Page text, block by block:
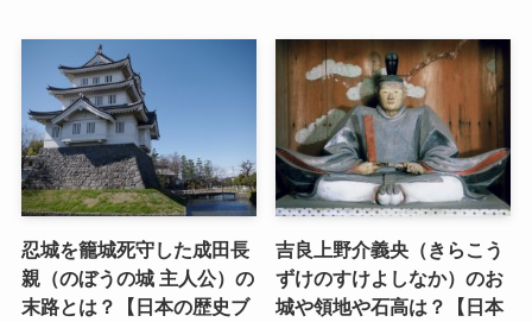
忍城を籠城死守した成田長
親（のぼうの城 主人公）の
末路とは？【日本の歴史ブ
吉良上野介義央（きらこう
ずけのすけよしなか）のお
城や領地や石高は？【日本